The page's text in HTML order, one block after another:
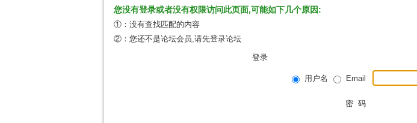
您没有登录或者没有权限访问此页面,可能如下几个原因:
①：没有查找匹配的内容
②：您还不是论坛会员,请先登录论坛
登录
用户名 Email
密 码